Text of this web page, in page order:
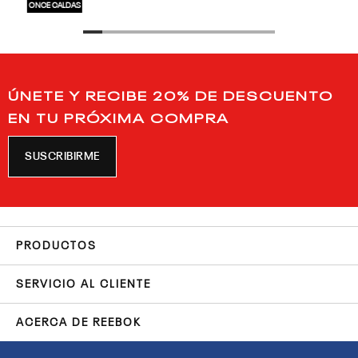
ONCE CALDAS
ÚNETE Y RECIBE 20% DE DESCUENTO
EN TU PRÓXIMA COMPRA
SUSCRIBIRME
PRODUCTOS
SERVICIO AL CLIENTE
ACERCA DE REEBOK